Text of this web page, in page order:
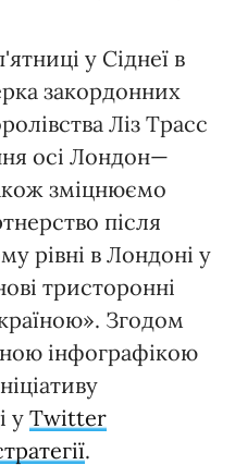
у Сіднеї в
закордонних
Ліз Трасс
осі Лондон—
зміцнюємо
після
рівні в Лондоні у
тристоронні
Згодом
інфографікою
у Twitter
.